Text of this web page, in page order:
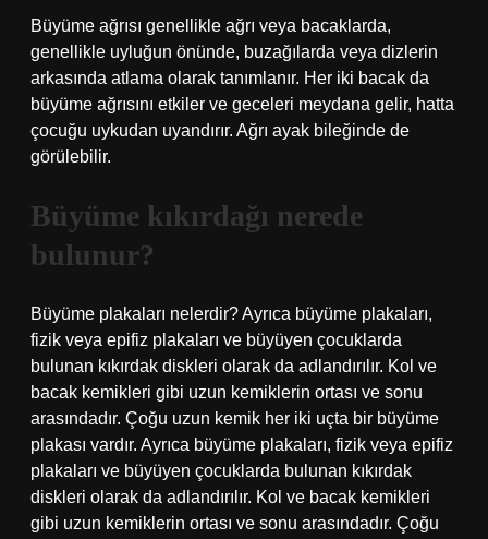
Büyüme ağrısı genellikle ağrı veya bacaklarda,
genellikle uyluğun önünde, buzağılarda veya dizlerin
arkasında atlama olarak tanımlanır. Her iki bacak da
büyüme ağrısını etkiler ve geceleri meydana gelir, hatta
çocuğu uykudan uyandırır. Ağrı ayak bileğinde de
görülebilir.
Büyüme kıkırdağı nerede
bulunur?
Büyüme plakaları nelerdir? Ayrıca büyüme plakaları,
fizik veya epifiz plakaları ve büyüyen çocuklarda
bulunan kıkırdak diskleri olarak da adlandırılır. Kol ve
bacak kemikleri gibi uzun kemiklerin ortası ve sonu
arasındadır. Çoğu uzun kemik her iki uçta bir büyüme
plakası vardır. Ayrıca büyüme plakaları, fizik veya epifiz
plakaları ve büyüyen çocuklarda bulunan kıkırdak
diskleri olarak da adlandırılır. Kol ve bacak kemikleri
gibi uzun kemiklerin ortası ve sonu arasındadır. Çoğu